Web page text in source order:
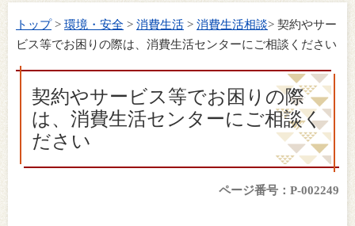
トップ> 環境・安全 > 消費生活 > 消費生活相談> 契約やサー
ビス等でお困りの際は、消費生活センターにご相談ください
契約やサービス等でお困りの際
は、消費生活センターにご相談く
ださい
ページ番号：P-002249